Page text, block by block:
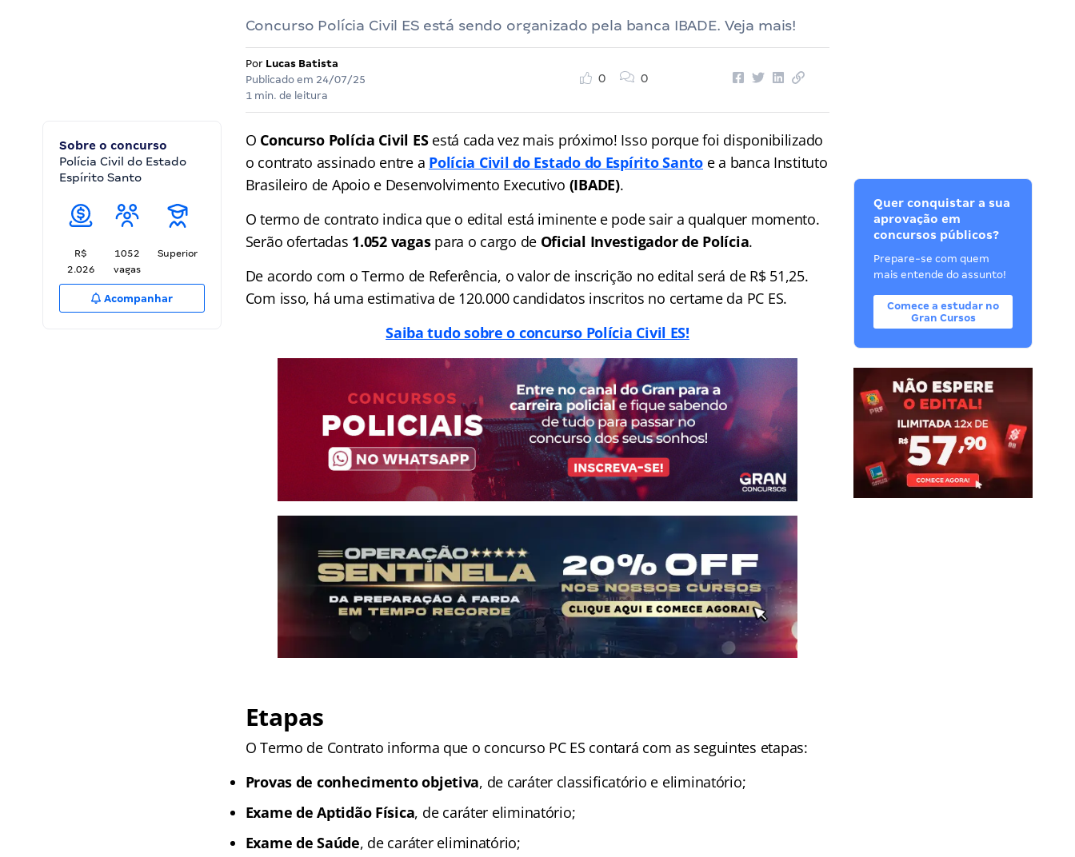
Concurso Polícia Civil ES está sendo organizado pela banca IBADE. Veja mais!
Por Lucas Batista
Publicado em 24/07/25
1 min. de leitura
0 0
Sobre o concurso
Polícia Civil do Estado
Espírito Santo
R$
2.026
1052
vagas
Superior
Acompanhar
O Concurso Polícia Civil ESestá cada vez mais próximo! Isso porque foi disponibilizado
o contrato assinado entre a Polícia Civil do Estado do Espírito Santoe a banca Instituto
Brasileiro de Apoio e Desenvolvimento Executivo (IBADE).
O termo de contrato indica que o edital está iminente e pode sair a qualquer momento.
Serão ofertadas 1.052 vagas para o cargo de Oficial Investigador de Polícia.
De acordo com o Termo de Referência, o valor de inscrição no edital será de R$ 51,25.
Com isso, há uma estimativa de 120.000 candidatos inscritos no certame da PC ES.
Saiba tudo sobre o concurso Polícia Civil ES!
Etapas
O Termo de Contrato informa que o concurso PC ES contará com as seguintes etapas:
Provas de conhecimento objetiva, de caráter classificatório e eliminatório;
Exame de Aptidão Física, de caráter eliminatório;
Exame de Saúde, de caráter eliminatório;
Quer conquistar a sua
aprovação em
concursos públicos?
Prepare-se com quem
mais entende do assunto!
Comece a estudar no
Gran Cursos